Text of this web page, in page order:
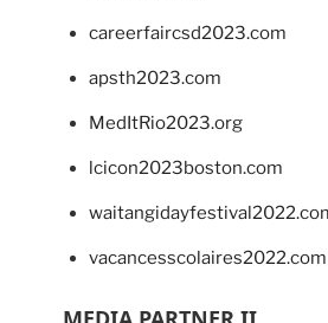
careerfaircsd2023.com
apsth2023.com
MedItRio2023.org
lcicon2023boston.com
vacancesscolaires2022.com